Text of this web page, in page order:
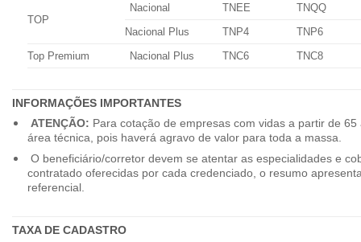
TOP
Nacional TNEE
TNQQ
Nacional Plus
TNP4
TNP6
Top Premium
Nacional Plus TNC6 TNC8
INFORMAÇÕES IMPORTANTES
ATENÇÃO: Para cotação de empresas com vidas a partir de
área técnica, pois haverá agravo de valor para toda a massa.
O beneficiário/corretor devem se atentar as especialidades e
contratado oferecidas por cada credenciado, o resumo
referencial.
TAXA DE CADASTRO